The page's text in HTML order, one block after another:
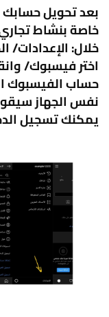
بعد تحويل حسابك
خاصة بنشاط
خلال: الإعدادات/
اختر فيسبوك/
حساب الفيسبوك
نفس الجهاز
يمكنك تسجيل